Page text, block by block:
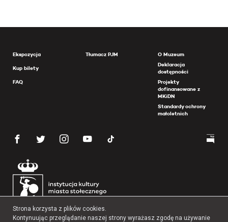
Ekspozycja
Kup bilety
FAQ
Tłumacz PJM
O Muzeum
Deklaracja
dostępności
Projekty
dofinansowane z
MKiDN
Standardy ochrony
małoletnich
Strona korzysta z plików cookies.
Kontynuując przeglądanie naszej strony wyrażasz zgodę na używanie